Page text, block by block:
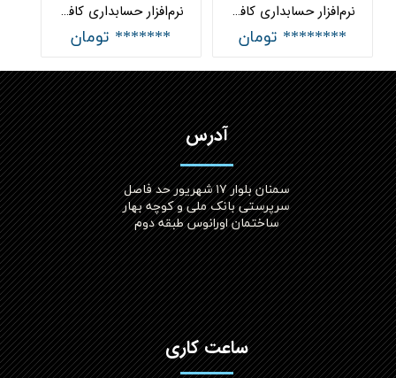
نرم‌افزار حسابداری کافه ساده هلو APEX
******* تومان
نرم‌افزار حسابداری کافه پیشرفته هلو APEX
******** تومان
آدرس
سمنان بلوار ۱۷ شهریور حد فاصل
سرپرستی بانک ملی و کوچه بهار
ساختمان اورانوس طبقه دوم
ساعت کاری